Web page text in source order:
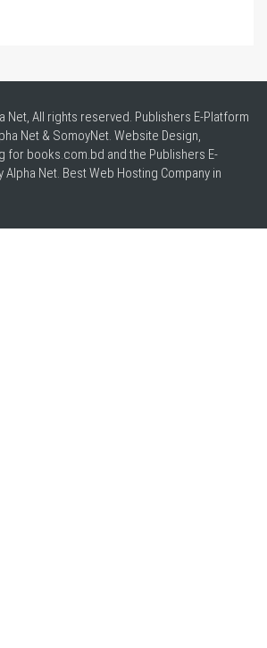
Net, All rights reserved. Publishers E-Platform
Net & SomoyNet. Website Design,
for books.com.bd and the Publishers E-
Alpha Net. BestWeb Hosting Company in